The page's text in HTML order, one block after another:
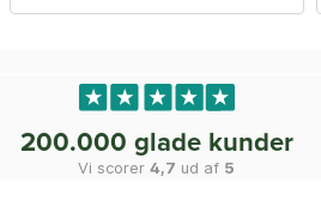
200.000 glade kunder
Vi scorer4,7 ud af 5